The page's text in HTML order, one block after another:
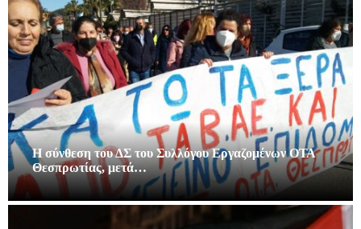
Η σύνθεση του ΔΣ του Συλλόγου Εργαζομένων ΟΤΑ
Θεσπρωτίας, μετά…